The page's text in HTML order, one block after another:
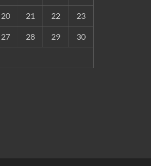
20 21 22 23
27 28 29 30